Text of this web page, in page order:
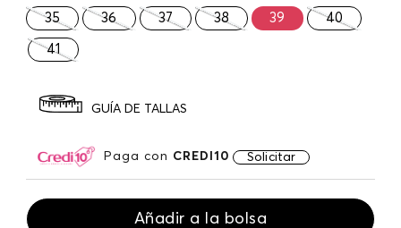
35 36 37 38 39 40
41
GUÍA DE TALLAS
Paga con CREDI10 Solicitar
Añadir a la bolsa